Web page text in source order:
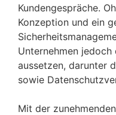
Kundengespräche.
Konzeption und ein
Unternehmen jedoch
aussetzen, darunter
sowie
Mit der